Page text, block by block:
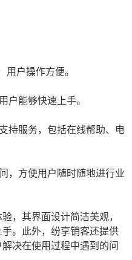
用户操作方便。
户能够快速上手。
持服务，包括在线帮助、电
，方便用户随时随地进行业
，其界面设计简洁美观，
。此外，纷享销客还提供
决在使用过程中遇到的问